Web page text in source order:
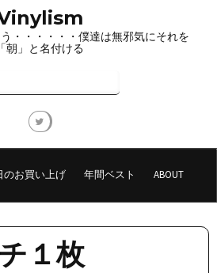
・・・・・・僕達は無邪気にそれを
「朝」と名付ける
のお買い上げ 年間ベスト ABOUT
１枚